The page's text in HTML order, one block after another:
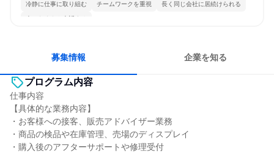
冷静に仕事に取り組む チームワークを重視 長く同じ会社に居続けられる
人とたくさん会話する
募集情報 企業を知る
プログラム内容
仕事内容
【具体的な業務内容】
・お客様への接客、販売アドバイザー業務
・商品の検品や在庫管理、売場のディスプレイ
・購入後のアフターサポートや修理受付